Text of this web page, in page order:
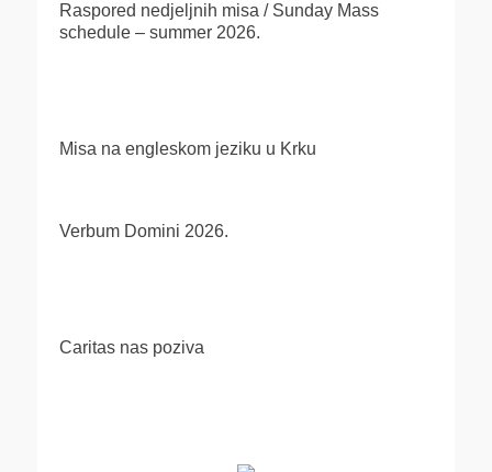
Raspored nedjeljnih misa / Sunday Mass
schedule – summer 2026.
Misa na engleskom jeziku u Krku
Verbum Domini 2026.
Caritas nas poziva